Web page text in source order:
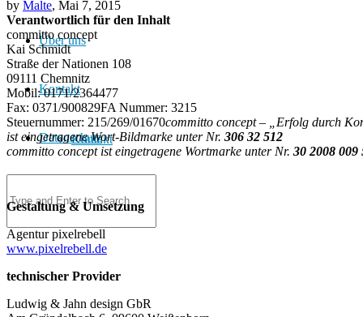
Über uns
Kontakt
Kontakt
Datenschutz
by Malte, Mai 7, 2015
Verantwortlich für den Inhalt
committo concept
Kai Schmidt
Straße der Nationen 108
09111 Chemnitz
Mobil: 0171/2364477
Fax: 0371/900829FA Nummer: 3215
Steuernummer: 215/269/01670committo concept – „Erfolg durch
ist eingetragene Wort-Bildmarke unter Nr. 306 32 512
committo concept ist eingetragene Wortmarke unter Nr. 30 2008 009
Gestaltung & Umsetzung
Agentur pixelrebell
www.pixelrebell.de
technischer Provider
Ludwig & Jahn design GbR